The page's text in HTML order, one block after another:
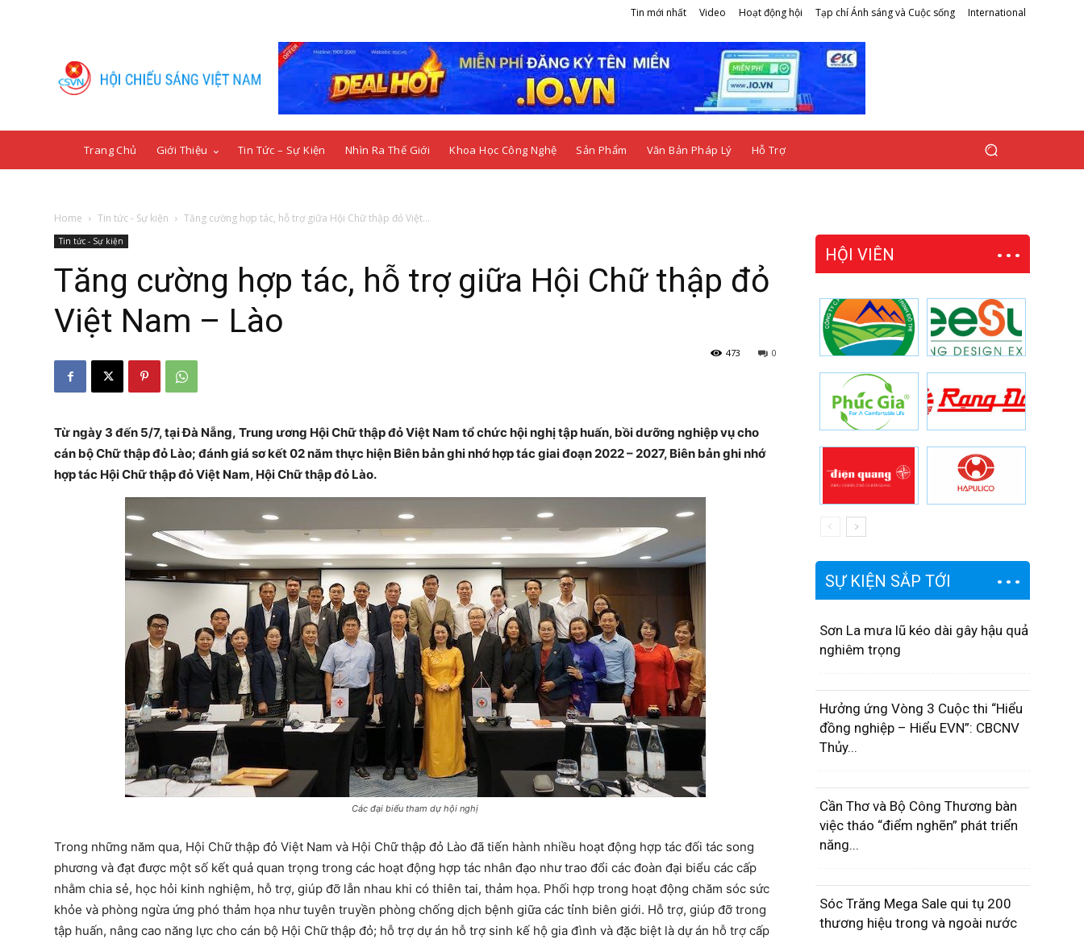
Tin mới nhất Video Hoạt động hội Tạp chí Ánh sáng và Cuộc sống International
Trang Chủ Giới Thiệu Tin Tức – Sự Kiện Nhìn Ra Thế Giới Khoa Học Công Nghệ Sản Phẩm Văn Bản Pháp Lý Hỗ Trợ
Home Tin tức - Sự kiện Tăng cường hợp tác, hỗ trợ giữa Hội Chữ thập đỏ Việt...
Tin tức - Sự kiện
Tăng cường hợp tác, hỗ trợ giữa Hội Chữ thập đỏ
Việt Nam – Lào
0
473
Từ ngày 3 đến 5/7, tại Đà Nẵng, Trung ương Hội Chữ thập đỏ Việt Nam tổ chức hội nghị tập huấn, bồi dưỡng nghiệp vụ cho
cán bộ Chữ thập đỏ Lào; đánh giá sơ kết 02 năm thực hiện Biên bản ghi nhớ hợp tác giai đoạn 2022 – 2027, Biên bản ghi nhớ
hợp tác Hội Chữ thập đỏ Việt Nam, Hội Chữ thập đỏ Lào.
Các đại biểu tham dự hội nghị
Trong những năm qua, Hội Chữ thập đỏ Việt Nam và Hội Chữ thập đỏ Lào đã tiến hành nhiều hoạt động hợp tác đối tác song
phương và đạt được một số kết quả quan trọng trong các hoạt động hợp tác nhân đạo như trao đổi các đoàn đại biểu các cấp
nhằm chia sẻ, học hỏi kinh nghiệm, hỗ trợ, giúp đỡ lẫn nhau khi có thiên tai, thảm họa. Phối hợp trong hoạt động chăm sóc sức
khỏe và phòng ngừa ứng phó thảm họa như tuyên truyền phòng chống dịch bệnh giữa các tỉnh biên giới. Hỗ trợ, giúp đỡ trong
tập huấn, nâng cao năng lực cho cán bộ Hội Chữ thập đỏ; hỗ trợ dự án hỗ trợ sinh kế hộ gia đình và đặc biệt là dự án hỗ trợ cấp
HỘI VIÊN
SỰ KIỆN SẮP TỚI
Sơn La mưa lũ kéo dài gây hậu quả
nghiêm trọng
Hưởng ứng Vòng 3 Cuộc thi “Hiểu
đồng nghiệp – Hiểu EVN”: CBCNV
Thủy...
Cần Thơ và Bộ Công Thương bàn
việc tháo “điểm nghẽn” phát triển
năng...
Sóc Trăng Mega Sale qui tụ 200
thương hiệu trong và ngoài nước